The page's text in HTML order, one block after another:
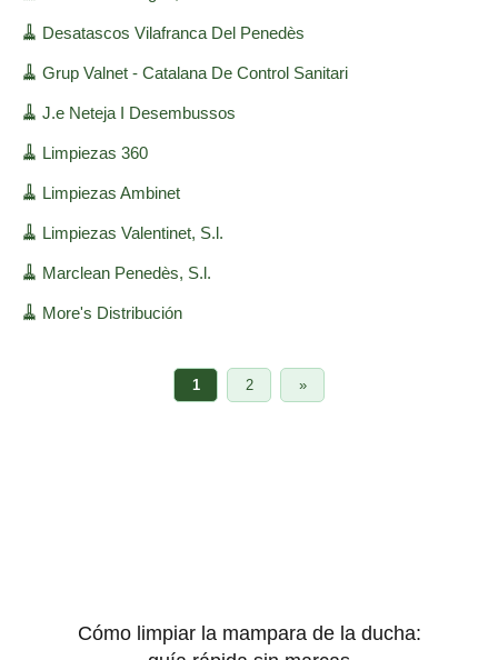
🧹 Desatascos Vilafranca Del Penedès
🧹 Grup Valnet - Catalana De Control Sanitari
🧹 J.e Neteja I Desembussos
🧹 Limpiezas 360
🧹 Limpiezas Ambinet
🧹 Limpiezas Valentinet, S.l.
🧹 Marclean Penedès, S.l.
🧹 More's Distribución
1 2 »
Cómo limpiar la mampara de la ducha: